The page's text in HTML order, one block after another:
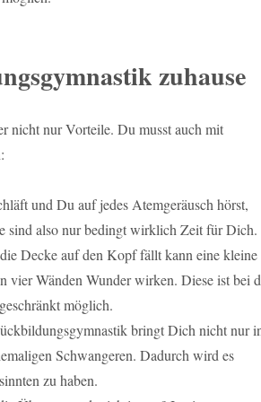
zuhause
nicht nur Vorteile. Du musst auch mit
und Du auf jedes Atemgeräusch hörst,
sind also nur bedingt wirklich Zeit für Dich.
Decke auf den Kopf fällt kann eine kleine
vier Wänden Wunder wirken. Diese ist bei
möglich.
bringt Dich nicht nur
Schwangeren. Dadurch wird es
zu haben.